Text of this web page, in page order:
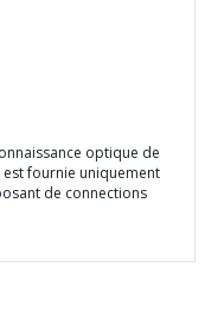
optique de
fournie uniquement
de connections